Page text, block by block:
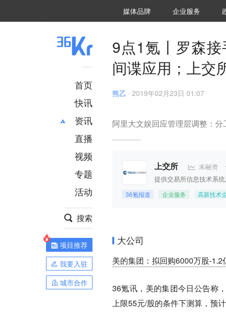
媒体品牌 36Kr研究院
企业服务
首页
快讯
资讯
推荐
财经
项目推荐
安徽
直播
视频
专题
活动
搜索
项目推荐
我要入驻
城市合作
9点1氪丨罗森
间谍应用；上交
熊乙 · 2019年02月23日 01:07
阿里大文娱回应管理层调整：分
上交所 未融资
提供交易所信息技术系
36氪报道 企业服务 高新技术
大公司
美的集团：拟回购6000万股-
36氪讯，美的集团今日公告称
上限55元/股的条件下测算，预